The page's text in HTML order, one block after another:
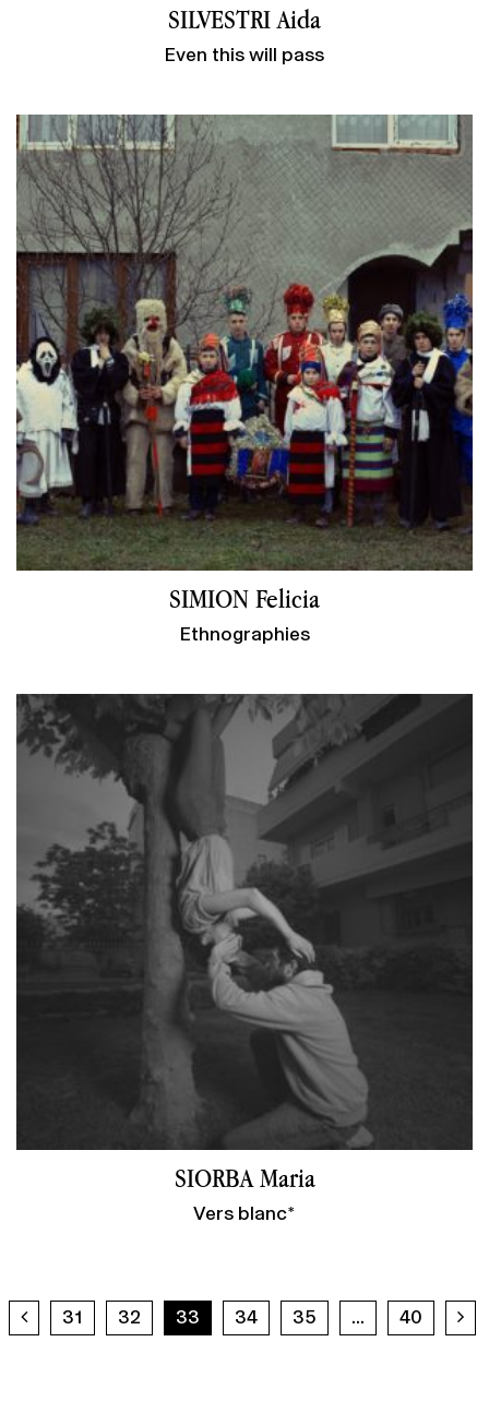
SILVESTRI Aida
Even this will pass
SIMION Felicia
Ethnographies
SIORBA Maria
Vers blanc*
Previous page
31 32 33 34 35 ... 40